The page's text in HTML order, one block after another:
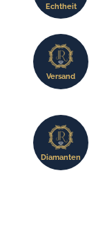
Echtheit
Versand
Diamanten